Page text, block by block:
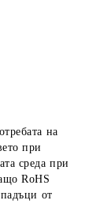
на
при
среда при
RoHS
от